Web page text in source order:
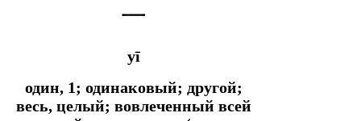
一
yī
один, 1; одинаковый; другой;
весь, целый; вовлеченный всей